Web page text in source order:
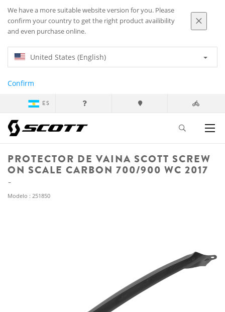
We have a more suitable website version for you. Please
confirm your country to get the right product availibility
and even purchase online.
United States (English)
Confirm
ES
PROTECTOR DE VAINA SCOTT SCREW
ON SCALE CARBON 700/900 WC 2017
Modelo : 251850